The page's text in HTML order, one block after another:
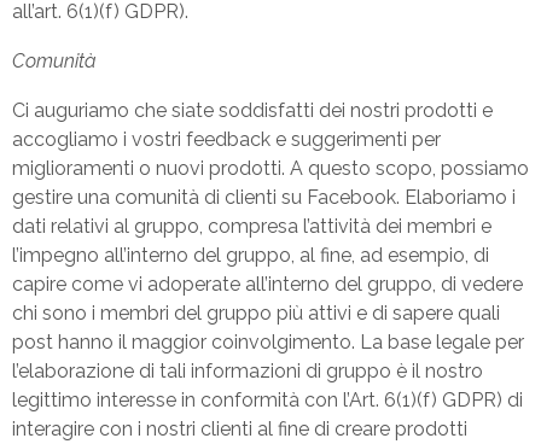
all’art. 6(1)(f) GDPR).
Comunità
Ci auguriamo che siate soddisfatti dei nostri prodotti e
accogliamo i vostri feedback e suggerimenti per
miglioramenti o nuovi prodotti. A questo scopo, possiamo
gestire una comunità di clienti su Facebook. Elaboriamo i
dati relativi al gruppo, compresa l’attività dei membri e
l’impegno all’interno del gruppo, al fine, ad esempio, di
capire come vi adoperate all’interno del gruppo, di vedere
chi sono i membri del gruppo più attivi e di sapere quali
post hanno il maggior coinvolgimento. La base legale per
l’elaborazione di tali informazioni di gruppo è il nostro
legittimo interesse in conformità con l’Art. 6(1)(f) GDPR) di
interagire con i nostri clienti al fine di creare prodotti